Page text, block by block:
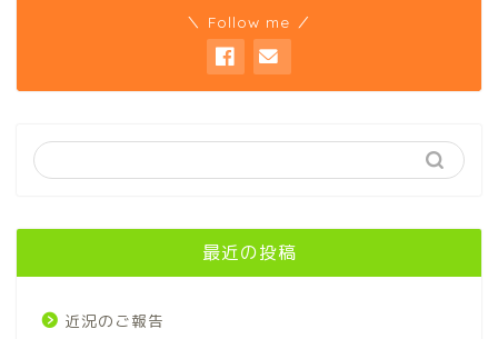
＼ Follow me ／
最近の投稿
近況のご報告